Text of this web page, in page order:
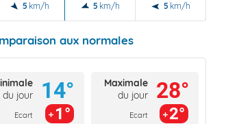
5 km/h 5 km/h 5 km/h
aux normales
du jour
Ecart
14°
1°
Maximale
du jour
Ecart
28°
2°